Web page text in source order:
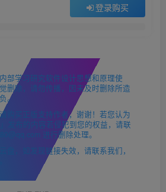
登录购买
部学习研究软件设计思想和原理使
删除，请勿传播，因未及时删除所造
。
购买正版支持作者，谢谢！若您认为
」发布的内容若侵犯到您的权益，请联
进行删除处理。
盘，如发现链接失效，请联系我们，